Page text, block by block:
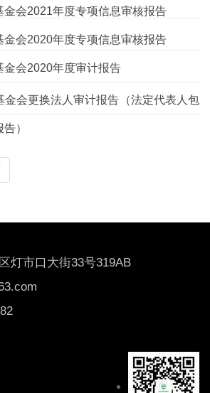
金会2021年度专项信息审核报告
金会2020年度专项信息审核报告
金会2020年度审计报告
金会更换法人审计报告（法定代表人包
）
灯市口大街33号319AB